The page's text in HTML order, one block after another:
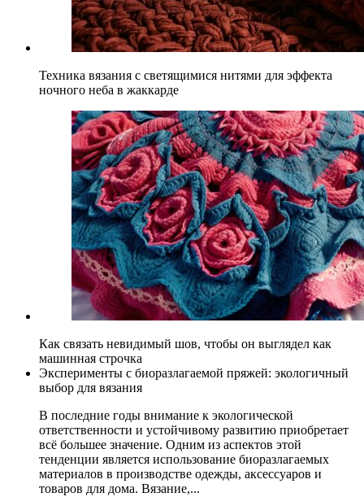
Техника вязания с светящимися нитями для эффекта
ночного неба в жаккарде
Как связать невидимый шов, чтобы он выглядел как
машинная строчка
Эксперименты с биоразлагаемой пряжей: экологичный
выбор для вязания
В последние годы внимание к экологической
ответственности и устойчивому развитию приобретает
всё большее значение. Одним из аспектов этой
тенденции является использование биоразлагаемых
материалов в производстве одежды, аксессуаров и
товаров для дома. Вязание,...